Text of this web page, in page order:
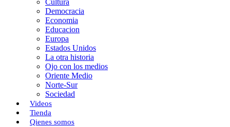
Cultura
Democracia
Economia
Educacion
Europa
Estados Unidos
La otra historia
Ojo con los medios
Oriente Medio
Norte-Sur
Sociedad
Videos
Tienda
Qienes somos